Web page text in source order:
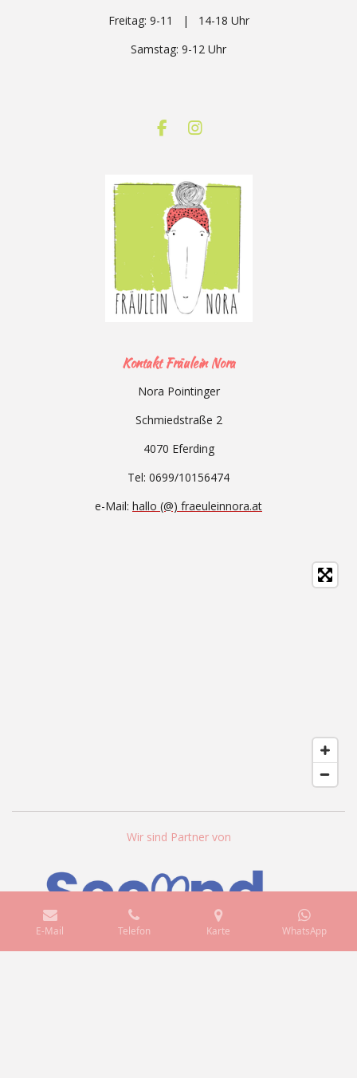
Freitag: 9-11 | 14-18 Uhr
Samstag: 9-12 Uhr
F
e
o
o
k
I
t
a
g
r
a
m
Kontakt Fräulein Nora
Nora Pointinger
Schmiedstraße 2
4070 Eferding
Tel: 0699/10156474
e-Mail: hallo (@) fraeuleinnora.at
Wir sind Partner von
E-Mail Telefon Karte WhatsApp